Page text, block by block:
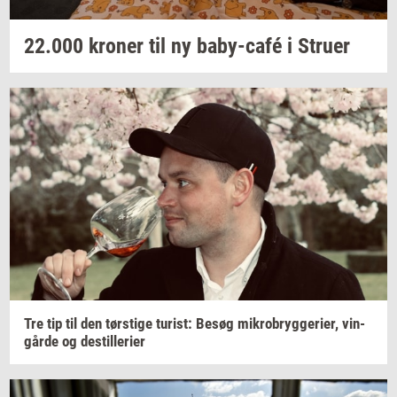
22.000 kro­ner til ny baby-​café i Stru­er
Tre tip til den tørsti­ge turist: Besøg mi­kro­bryg­ge­ri­er, vin­
går­de og destil­le­ri­er